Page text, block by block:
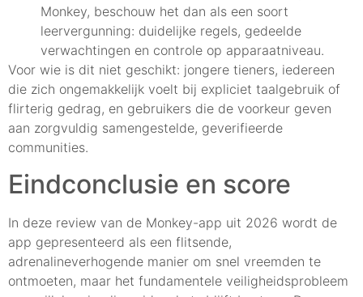
Monkey, beschouw het dan als een soort
leervergunning: duidelijke regels, gedeelde
verwachtingen en controle op apparaatniveau.
Voor wie is dit niet geschikt: jongere tieners, iedereen
die zich ongemakkelijk voelt bij expliciet taalgebruik of
flirterig gedrag, en gebruikers die de voorkeur geven
aan zorgvuldig samengestelde, geverifieerde
communities.
Eindconclusie en score
In deze review van de Monkey-app uit 2026 wordt de
app gepresenteerd als een flitsende,
adrenalineverhogende manier om snel vreemden te
ontmoeten, maar het fundamentele veiligheidsprobleem